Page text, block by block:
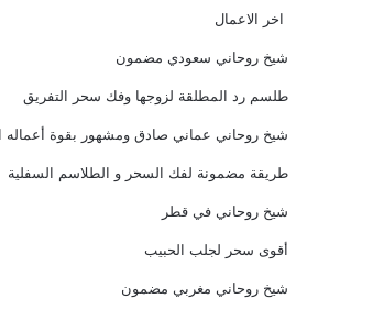
اخر الاعمال
شيخ روحاني سعودي مضمون
طلسم رد المطلقة لزوجها وفك سحر التفريق
شيخ روحاني عماني صادق ومشهور بقوة أعماله
طريقة مضمونة لفك السحر و الطلاسم السفلية
شيخ روحاني في قطر
أقوى سحر لجلب الحبيب
شيخ روحاني مغربي مضمون